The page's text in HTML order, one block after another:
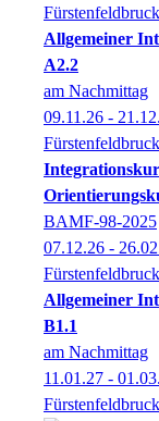
Fürstenfeldbruck
Allgemeiner
A2.2
am Nachmittag
09.11.26 -
Fürstenfeldbruck
BAMF-98-2025
07.12.26 -
Fürstenfeldbruck
Allgemeiner
B1.1
am Nachmittag
11.01.27 -
Fürstenfeldbruck